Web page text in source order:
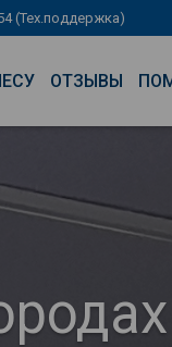
(Тех.поддержка)
ОТЗЫВЫ